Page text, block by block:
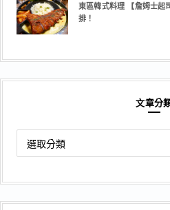
東區韓式料理 【詹姆士起
排！
文章分
章
類